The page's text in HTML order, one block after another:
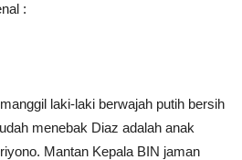
:
laki-laki berwajah putih bersih
menebak Diaz adalah anak
Mantan Kepala BIN jaman